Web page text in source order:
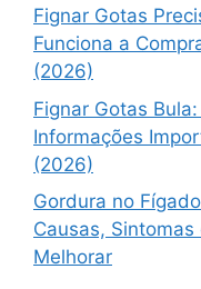
Fignar Gotas
Funciona a
(2026)
Fignar Gotas
Informações
(2026)
Gordura no
Causas,
Melhorar